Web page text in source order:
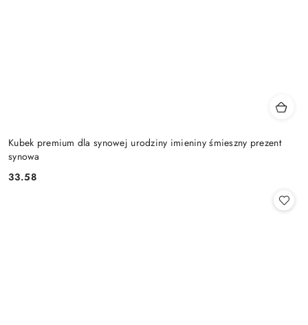
Kubek premium dla synowej urodziny imieniny śmieszny prezent
synowa
Cena:
33.58